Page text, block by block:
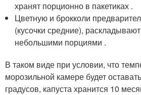
хранят порционно в пакетиках .
Цветную и брокколи
(кусочки средние),
небольшими порциями .
В таком виде при условии, что
морозильной камере будет
градусов, капуста хранится 10